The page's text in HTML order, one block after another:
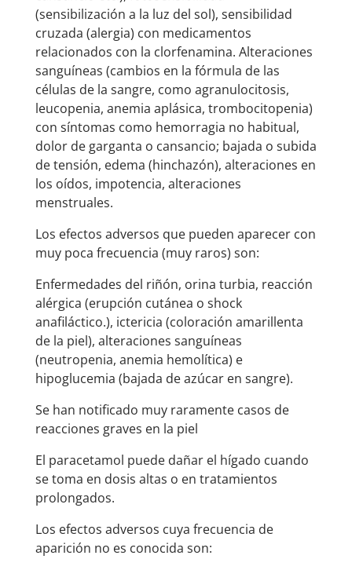
(sensibilización a la luz del sol), sensibilidad
cruzada (alergia) con medicamentos
relacionados con la clorfenamina. Alteraciones
sanguíneas (cambios en la fórmula de las
células de la sangre, como agranulocitosis,
leucopenia, anemia aplásica, trombocitopenia)
con síntomas como hemorragia no habitual,
dolor de garganta o cansancio; bajada o subida
de tensión, edema (hinchazón), alteraciones en
los oídos, impotencia, alteraciones
menstruales.
Los efectos adversos que pueden aparecer con
muy poca frecuencia (muy raros) son:
Enfermedades del riñón, orina turbia, reacción
alérgica (erupción cutánea o shock
anafiláctico.), ictericia (coloración amarillenta
de la piel), alteraciones sanguíneas
(neutropenia, anemia hemolítica) e
hipoglucemia (bajada de azúcar en sangre).
Se han notificado muy raramente casos de
reacciones graves en la piel
El paracetamol puede dañar el hígado cuando
se toma en dosis altas o en tratamientos
prolongados.
Los efectos adversos cuya frecuencia de
aparición no es conocida son: